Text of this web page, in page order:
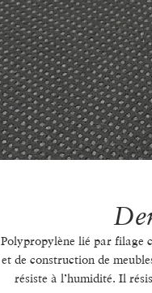
Polypropylène lié par filage
et de construction de
résiste à l’humidité. Il